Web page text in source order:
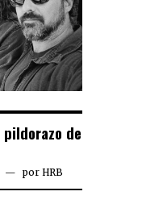
pildorazo de
por HRB